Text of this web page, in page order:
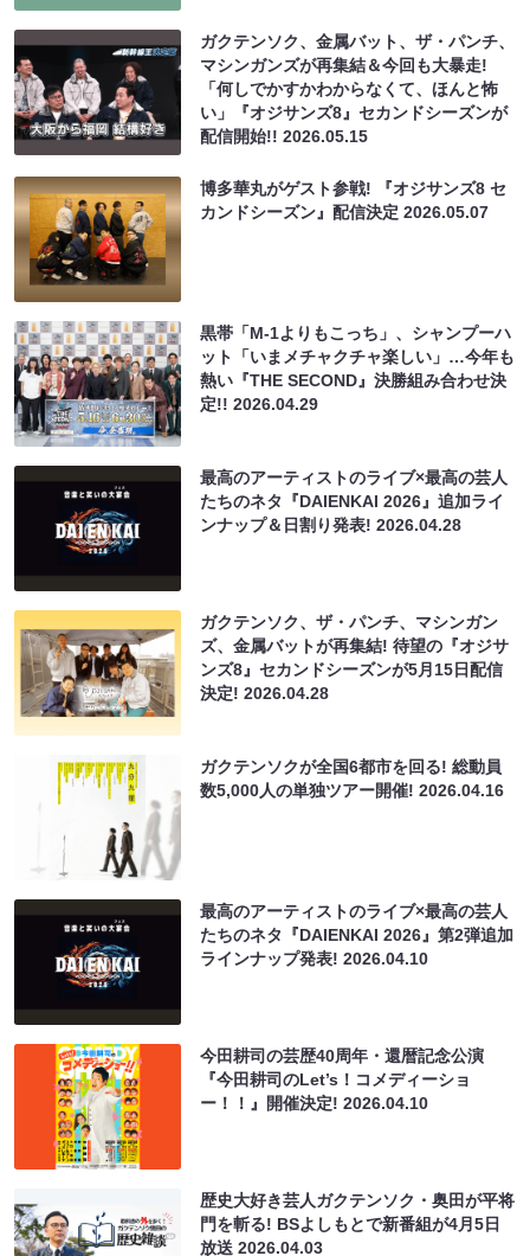
ガクテンソク、金属バット、ザ・パンチ、
マシンガンズが再集結＆今回も大暴走!
「何しでかすかわからなくて、ほんと怖
い」『オジサンズ8』セカンドシーズンが
配信開始!!2026.05.15
博多華丸がゲスト参戦! 『オジサンズ8 セ
カンドシーズン』配信決定2026.05.07
黒帯「M-1よりもこっち」、シャンプーハ
ット「いまメチャクチャ楽しい」…今年も
熱い『THE SECOND』決勝組み合わせ決
定!!2026.04.29
最高のアーティストのライブ×最高の芸人
たちのネタ『DAIENKAI 2026』追加ライ
ンナップ＆日割り発表!2026.04.28
ガクテンソク、ザ・パンチ、マシンガン
ズ、金属バットが再集結! 待望の『オジサ
ンズ8』セカンドシーズンが5月15日配信
決定!2026.04.28
ガクテンソクが全国6都市を回る! 総動員
数5,000人の単独ツアー開催!2026.04.16
最高のアーティストのライブ×最高の芸人
たちのネタ『DAIENKAI 2026』第2弾追加
ラインナップ発表!2026.04.10
今田耕司の芸歴40周年・還暦記念公演
『今田耕司のLet’s！コメディーショ
ー！！』開催決定!2026.04.10
歴史大好き芸人ガクテンソク・奥田が平将
門を斬る! BSよしもとで新番組が4月5日
放送2026.04.03